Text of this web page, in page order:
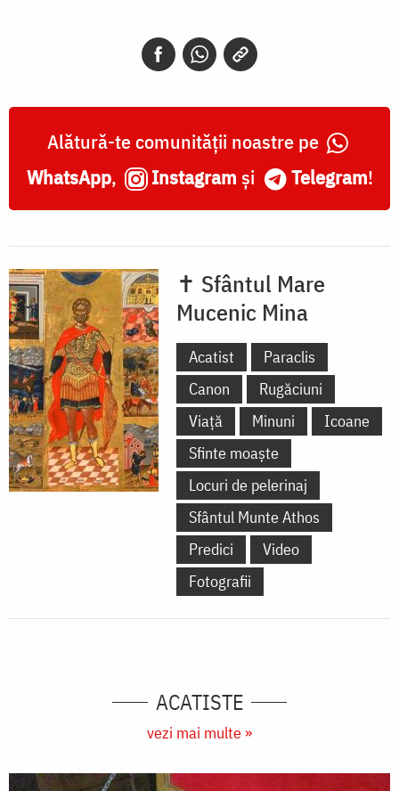
Alătură-te comunității noastre pe
WhatsApp, Instagram și Telegram!
✝ Sfântul Mare
Mucenic Mina
Acatist
Paraclis
Canon
Rugăciuni
Viață
Minuni
Icoane
Sfinte moaște
Locuri de pelerinaj
Sfântul Munte Athos
Predici
Video
Fotografii
ACATISTE
vezi mai multe »